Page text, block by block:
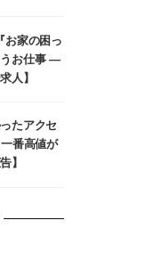
お家の困っ
うお仕事 ―
人】
たアクセ
番高値が
】